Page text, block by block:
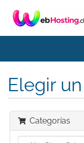
Elegir
Categorías